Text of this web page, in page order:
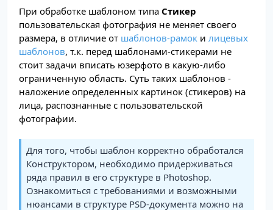
При обработке шаблоном типа Стикер
пользовательская фотография не меняет своего
размера, в отличие от шаблонов-рамок и лицевых
шаблонов, т.к. перед шаблонами-стикерами не
стоит задачи вписать юзерфото в какую-либо
ограниченную область. Суть таких шаблонов -
наложение определенных картинок (стикеров) на
лица, распознанные c пользовательской
фотографии.
Для того, чтобы шаблон корректно обработался
Конструктором, необходимо придерживаться
ряда правил в его структуре в Photoshop.
Ознакомиться с требованиями и возможными
нюансами в структуре PSD-документа можно на